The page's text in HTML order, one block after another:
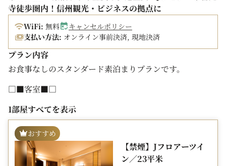
※予約時にアーリーチェックインを選択した場合は無料特
典対象外となりますので予めご了承ください。
■2025年6月16日より、連泊でご宿泊のお客様を対象に、
館内でご利用いただける「館内利用券（500円分）」を進
呈いたします！
詳細は こちら
■キャンセルポリシー■
１日前 宿泊料金の 20%
当日（午前） 宿泊料金の 80%
当日（午後） 宿泊料金の 100%
不泊 （無連絡の場合） 宿泊料金の100%
寺徒歩圏内！信州観光・ビジネスの拠点に
WiFi: 無料
キャンセルポリシー
支払い方法: オンライン事前決済, 現地決済
プラン内容
お食事なしのスタンダード素泊まりプランです。
□■客室■□
空気清浄機・ズボンプレッサー・マイナスイオンドライヤ
ー完備
高層階のお部屋では遮るものがなく、
信州の山々が魅せる景色を愉しんでいただけます。
1部屋すべてを表示
おすすめ
【禁煙】Jフロアーツイ
ン／23平米